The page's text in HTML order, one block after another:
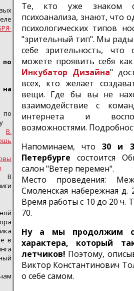
В.
в
Те, кто уже знаком с
психоанализа, знают, что
психологических типов
"зрительный тип". Мы
себе зрительность,
можете проявить себя
Инкубатор Дизайна"
всех, кто желает
вещи. Где бы вы не
взаимодействие с
интернета и
возможностями.
Напоминаем, что 30 и
Петербурге состоится
салон "Ветер перемен".
Место проведения:
Смоленская набережная д.
Время работы с 10 до 20 ч.
70.
Ну а мы продолжим
характера, который
летчиков! Поэтому,
Виктор Константинович
о себе самом.